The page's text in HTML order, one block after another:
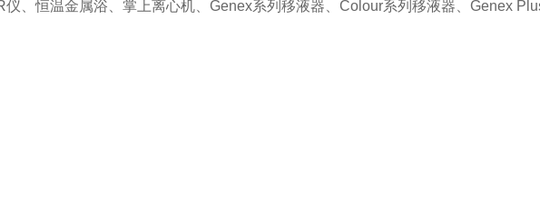
、恒温金属浴、掌上离心机、Genex系列移液器、Colour系列移液器、Genex